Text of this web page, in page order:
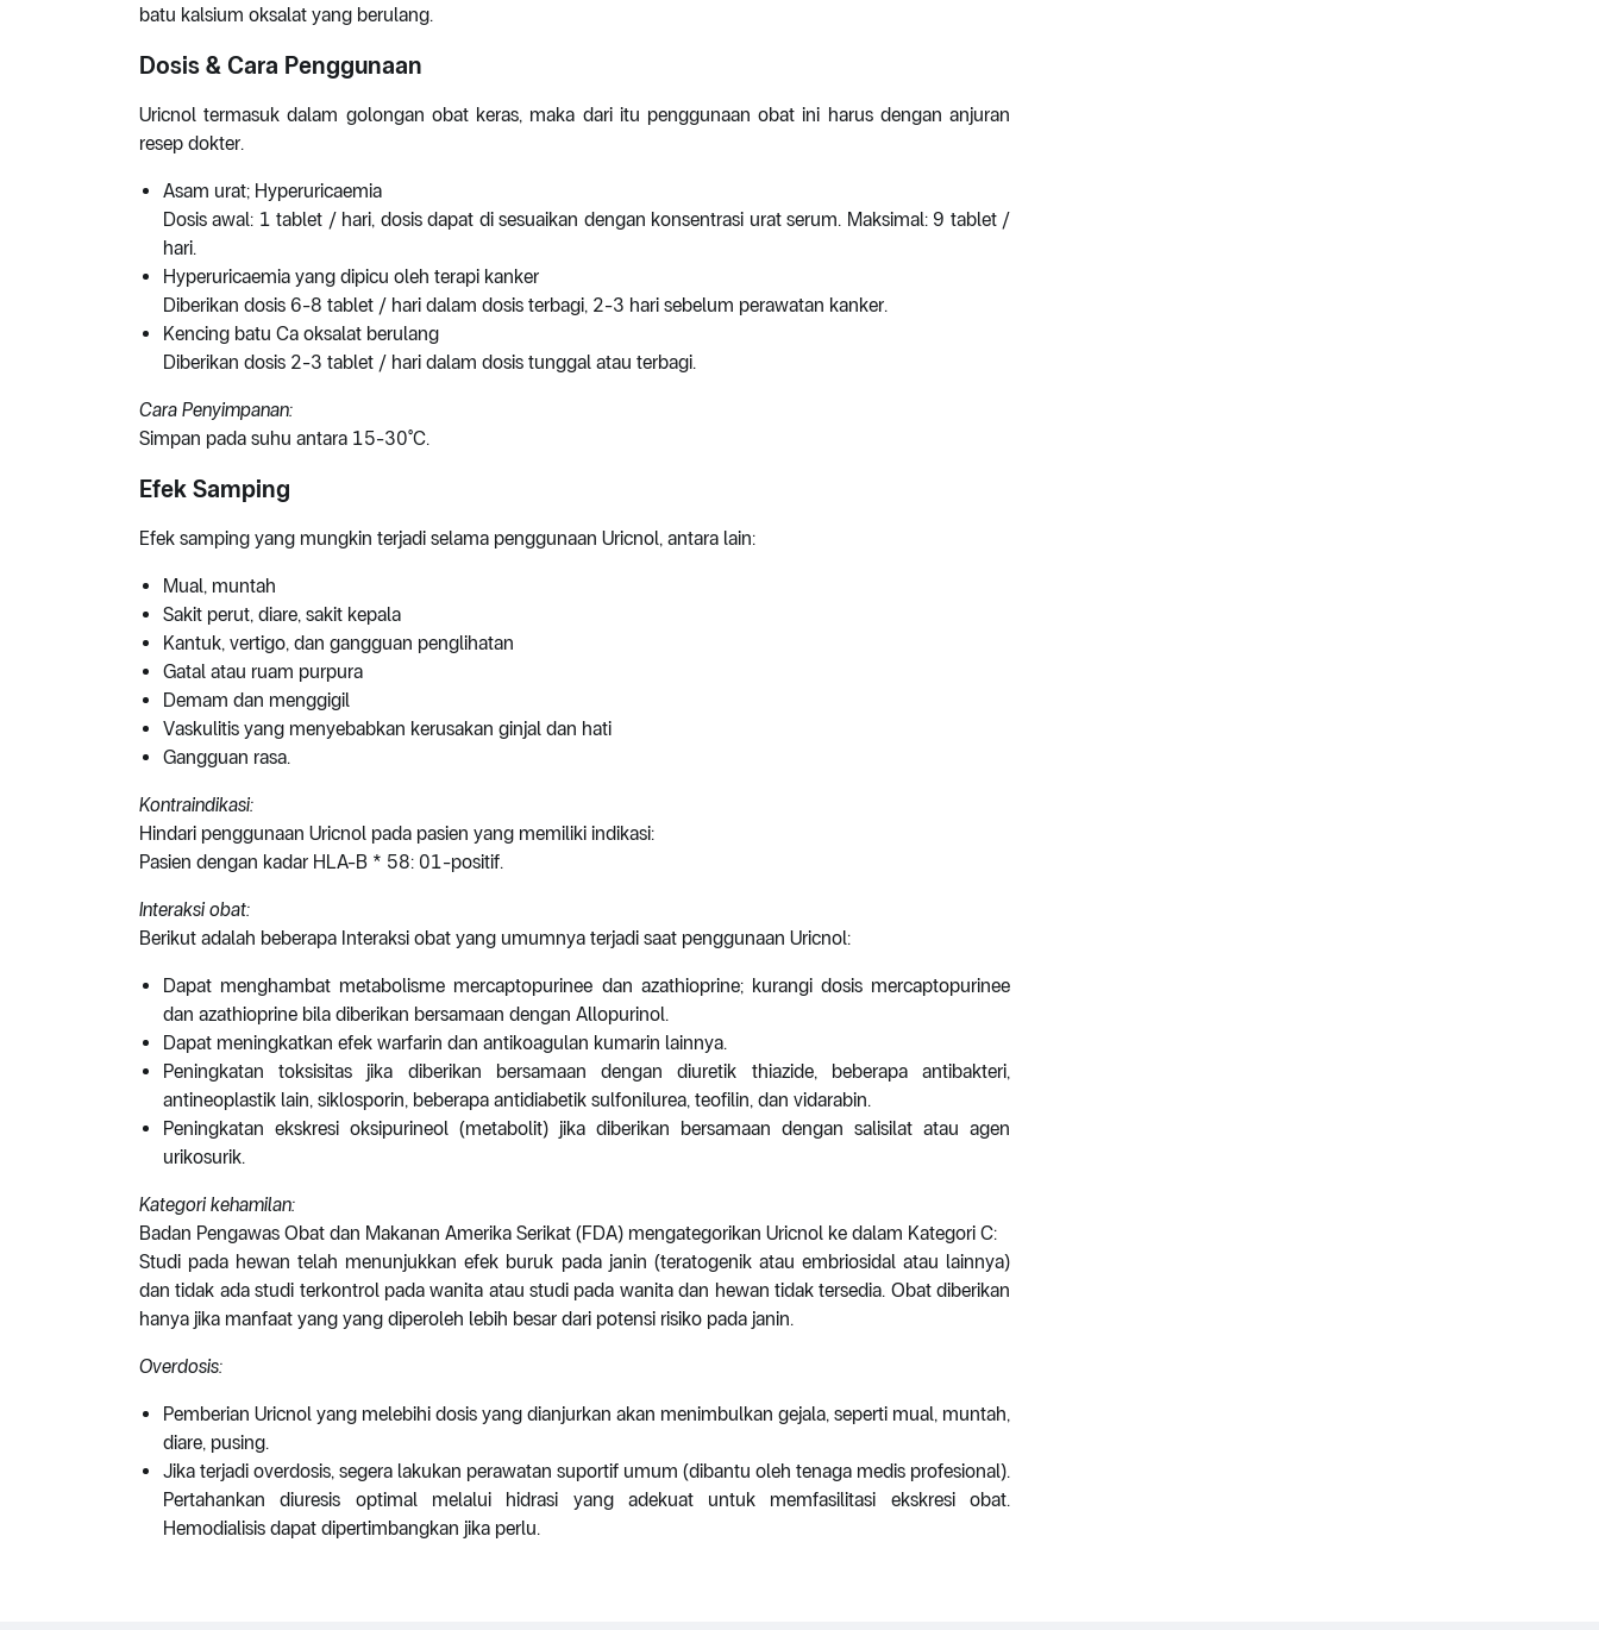
batu kalsium oksalat yang berulang.
Dosis & Cara Penggunaan
Uricnol termasuk dalam golongan obat keras, maka dari itu penggunaan obat ini harus dengan anjuran
resep dokter.
Asam urat; Hyperuricaemia
Dosis awal: 1 tablet / hari, dosis dapat di sesuaikan dengan konsentrasi urat serum. Maksimal: 9 tablet /
hari.
Hyperuricaemia yang dipicu oleh terapi kanker
Diberikan dosis 6-8 tablet / hari dalam dosis terbagi, 2-3 hari sebelum perawatan kanker.
Kencing batu Ca oksalat berulang
Diberikan dosis 2-3 tablet / hari dalam dosis tunggal atau terbagi.
Cara Penyimpanan:
Simpan pada suhu antara 15-30°C.
Efek Samping
Efek samping yang mungkin terjadi selama penggunaan Uricnol, antara lain:
Mual, muntah
Sakit perut, diare, sakit kepala
Kantuk, vertigo, dan gangguan penglihatan
Gatal atau ruam purpura
Demam dan menggigil
Vaskulitis yang menyebabkan kerusakan ginjal dan hati
Gangguan rasa.
Kontraindikasi:
Hindari penggunaan Uricnol pada pasien yang memiliki indikasi:
Pasien dengan kadar HLA-B * 58: 01-positif.
Interaksi obat:
Berikut adalah beberapa Interaksi obat yang umumnya terjadi saat penggunaan Uricnol:
Dapat menghambat metabolisme mercaptopurinee dan azathioprine; kurangi dosis mercaptopurinee
dan azathioprine bila diberikan bersamaan dengan Allopurinol.
Dapat meningkatkan efek warfarin dan antikoagulan kumarin lainnya.
Peningkatan toksisitas jika diberikan bersamaan dengan diuretik thiazide, beberapa antibakteri,
antineoplastik lain, siklosporin, beberapa antidiabetik sulfonilurea, teofilin, dan vidarabin.
Peningkatan ekskresi oksipurineol (metabolit) jika diberikan bersamaan dengan salisilat atau agen
urikosurik.
Kategori kehamilan:
Badan Pengawas Obat dan Makanan Amerika Serikat (FDA) mengategorikan Uricnol ke dalam Kategori C:
Studi pada hewan telah menunjukkan efek buruk pada janin (teratogenik atau embriosidal atau lainnya)
dan tidak ada studi terkontrol pada wanita atau studi pada wanita dan hewan tidak tersedia. Obat diberikan
hanya jika manfaat yang yang diperoleh lebih besar dari potensi risiko pada janin.
Overdosis:
Pemberian Uricnol yang melebihi dosis yang dianjurkan akan menimbulkan gejala, seperti mual, muntah,
diare, pusing.
Jika terjadi overdosis, segera lakukan perawatan suportif umum (dibantu oleh tenaga medis profesional).
Pertahankan diuresis optimal melalui hidrasi yang adekuat untuk memfasilitasi ekskresi obat.
Hemodialisis dapat dipertimbangkan jika perlu.